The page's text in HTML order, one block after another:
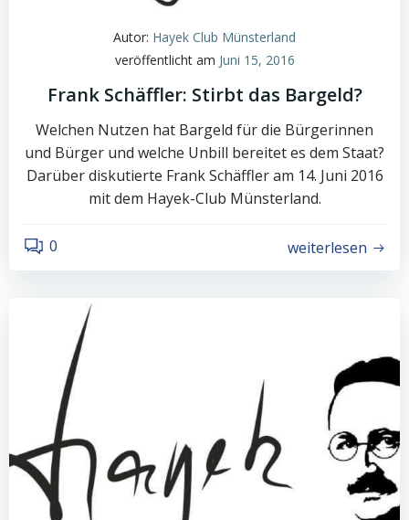
Autor: Hayek Club Münsterland
veröffentlicht am Juni 15, 2016
Frank Schäffler: Stirbt das Bargeld?
Welchen Nutzen hat Bargeld für die Bürgerinnen
und Bürger und welche Unbill bereitet es dem Staat?
Darüber diskutierte Frank Schäffler am 14. Juni 2016
mit dem Hayek-Club Münsterland.
0 weiterlesen